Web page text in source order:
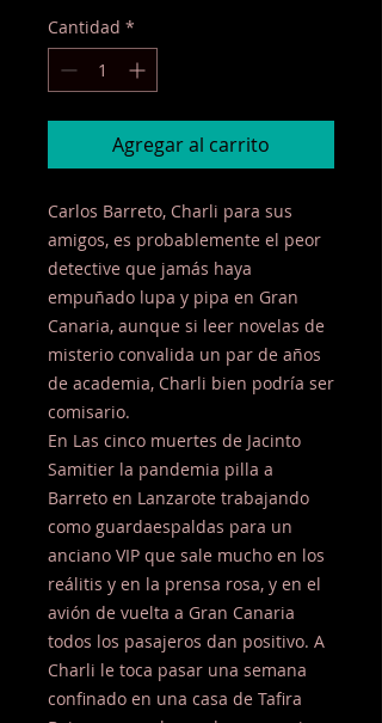
Cantidad *
Agregar al carrito
Carlos Barreto, Charli para sus
amigos, es probablemente el peor
detective que jamás haya
empuñado lupa y pipa en Gran
Canaria, aunque si leer novelas de
misterio convalida un par de años
de academia, Charli bien podría ser
comisario.
En Las cinco muertes de Jacinto
Samitier la pandemia pilla a
Barreto en Lanzarote trabajando
como guardaespaldas para un
anciano VIP que sale mucho en los
reálitis y en la prensa rosa, y en el
avión de vuelta a Gran Canaria
todos los pasajeros dan positivo. A
Charli le toca pasar una semana
confinado en una casa de Tafira